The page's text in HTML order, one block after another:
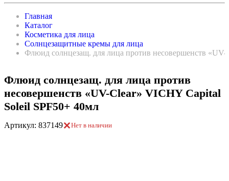
Главная
Каталог
Косметика для лица
Солнцезащитные кремы для лица
Флюид солнцезащ. для лица против несовершенств
Флюид солнцезащ. для лица против
несовершенств «UV-Clear» VICHY Capital
Soleil SPF50+ 40мл
Артикул: 837149 Нет в наличии